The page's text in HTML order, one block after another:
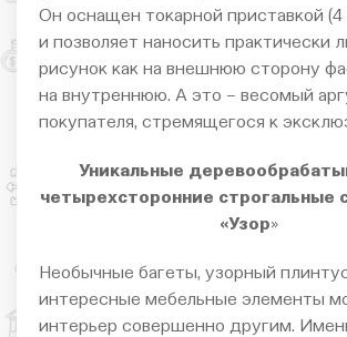
Он оснащен токарной приставкой (4
и позволяет наносить практически
рисунок как на внешнюю сторону
на внутреннюю. А это – весомый
покупателя, стремящегося к
Уникальные
четырехсторонние строгальные
«Узор»
Необычные багеты, узорный
интересные мебельные элементы
интерьер совершенно другим.